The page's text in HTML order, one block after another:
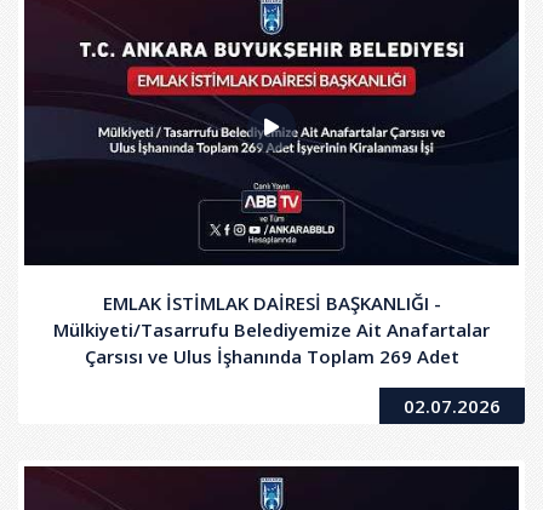
EMLAK İSTİMLAK DAİRESİ BAŞKANLIĞI -
Mülkiyeti/Tasarrufu Belediyemize Ait Anafartalar
Çarsısı ve Ulus İşhanında Toplam 269 Adet
02.07.2026